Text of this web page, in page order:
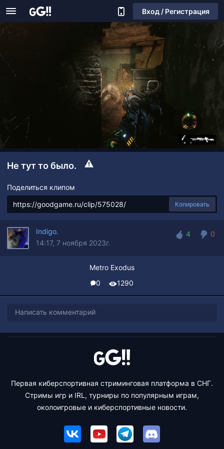
Вход / Регистрация
Не тут то было.
Поделиться клипом
Копировать
Indigo.
14:17, 7 ноября 2023г.
4
0
Metro Exodus
0
1290
Написать комментарий
Первая киберспортивная стриминговая платформа в СНГ.
Стримы игр и IRL, турниры по популярным играм,
околоигровые и киберспортивные новости.